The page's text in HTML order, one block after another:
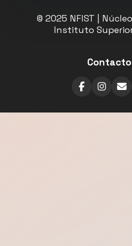
© 2025 NFIST |
Instituto